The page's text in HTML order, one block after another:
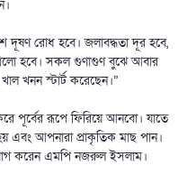
দূষণ রোধ হবে। জলাবদ্ধতা দূর হবে,
হবে। সকল গুণাগুণ বুঝে আবার
খনন স্টার্ট করেছেন।”
পূর্বের রূপে ফিরিয়ে আনবো। যাতে
এবং আপনারা প্রাকৃতিক মাছ পান।
করেন এমপি নজরুল ইসলাম।